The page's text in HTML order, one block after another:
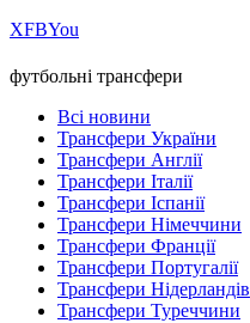
ХFBYou
футбольні трансфери
Всі новини
Трансфери України
Трансфери Англії
Трансфери Італії
Трансфери Іспанії
Трансфери Німеччини
Трансфери Франції
Трансфери Португалії
Трансфери Нідерландів
Трансфери Туреччини